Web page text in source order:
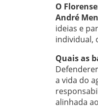
O
André
ideias e
individual,
Quais as
a vida do
alinhada